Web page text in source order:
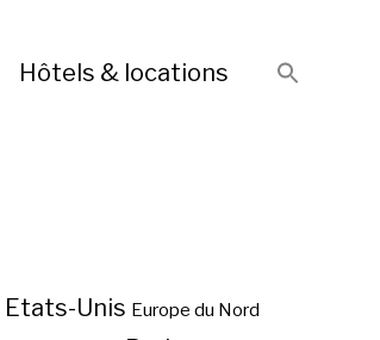
Hôtels & locations
Etats-Unis Europe du Nord